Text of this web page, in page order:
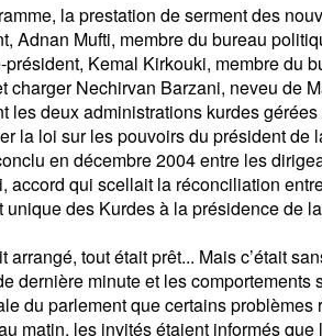
la prestation de serment des
Adnan Mufti, membre du bureau
président, Kemal Kirkouki, membre du
charger Nechirvan Barzani, neveu de
les deux administrations kurdes
la loi sur les pouvoirs du président de
en décembre 2004 entre les
accord qui scellait la réconciliation
unique des Kurdes à la présidence de
arrangé, tout était prêt... Mais c’était
dernière minute et les
du parlement que certains
matin, les invités étaient informés